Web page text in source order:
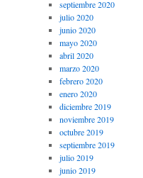
septiembre 2020
julio 2020
junio 2020
mayo 2020
abril 2020
marzo 2020
febrero 2020
enero 2020
diciembre 2019
noviembre 2019
octubre 2019
septiembre 2019
julio 2019
junio 2019